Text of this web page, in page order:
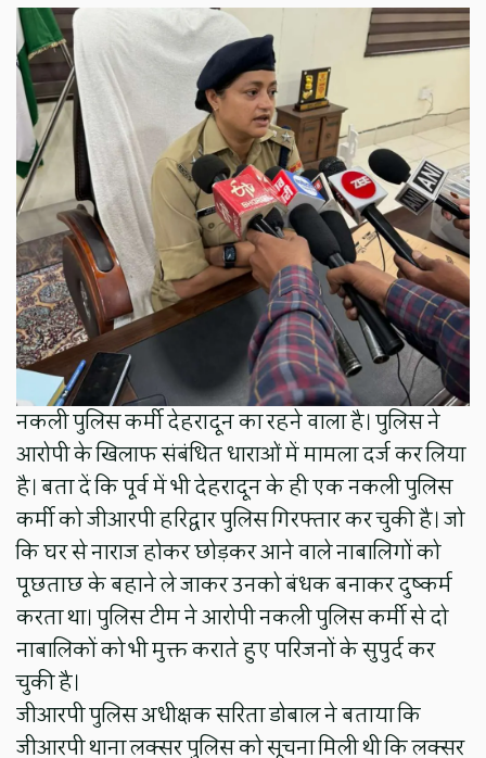
नकली पुलिस कर्मी देहरादून का रहने वाला है। पुलिस ने
आरोपी के खिलाफ संबंधित धाराओं में मामला दर्ज कर लिया
है। बता दें कि पूर्व में भी देहरादून के ही एक नकली पुलिस
कर्मी को जीआरपी हरिद्वार पुलिस गिरफ्तार कर चुकी है। जो
कि घर से नाराज होकर छोड़कर आने वाले नाबालिगों को
पूछताछ के बहाने ले जाकर उनको बंधक बनाकर दुष्कर्म
करता था। पुलिस टीम ने आरोपी नकली पुलिस कर्मी से दो
नाबालिकों को भी मुक्त कराते हुए परिजनों के सुपुर्द कर
चुकी है।
जीआरपी पुलिस अधीक्षक सरिता डोबाल ने बताया कि
जीआरपी थाना लक्सर पुलिस को सूचना मिली थी कि लक्सर